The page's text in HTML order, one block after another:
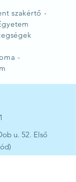
szakértő -
-
u. 52. Első